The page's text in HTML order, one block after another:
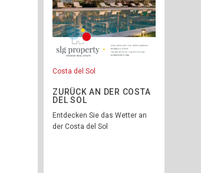
Costa del Sol
ZURÜCK AN DER COSTA
DEL SOL
Entdecken Sie das Wetter an
der Costa del Sol